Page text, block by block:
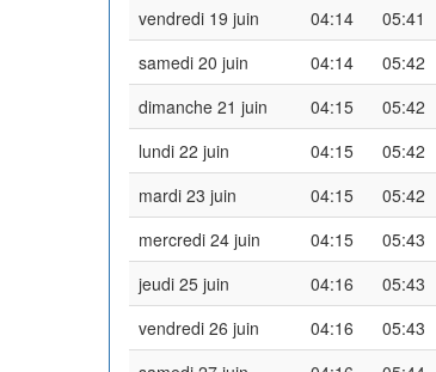
vendredi 19 juin
04:14 05:41
samedi 20 juin
04:14 05:42
dimanche 21 juin
04:15 05:42
lundi 22 juin
04:15 05:42
mardi 23 juin
04:15 05:42
mercredi 24 juin
04:15 05:43
jeudi 25 juin
04:16 05:43
vendredi 26 juin
04:16 05:43